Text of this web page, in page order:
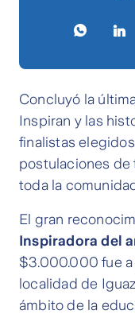
Concluyó la
Inspiran y las
finalistas
postulaciones de
toda la
El gran
Inspiradora del
$3.000.000 fue a
localidad de
ámbito de la